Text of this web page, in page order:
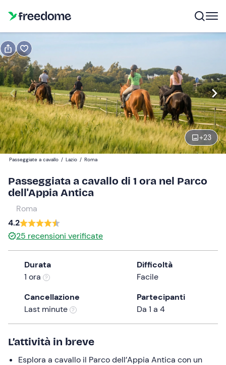
+23
Navigate
forward
to
interact
with
the
calendar
and
select
date.
Press
the
question
mark
keyboard
shortcuts
for
changing
Modifica
16:00 Modifica
Partecipanti
30 €
1
Passeggiate a cavallo / Lazio / Roma
Passeggiata a cavallo di 1 ora nel Parco
dell'Appia Antica
Roma
4.2
25 recensioni verificate
Durata
1 ora
Difficoltà
Facile
Cancellazione
Last minute
Partecipanti
Da 1 a 4
L’attività in breve
Esplora a cavallo il Parco dell’Appia Antica con un